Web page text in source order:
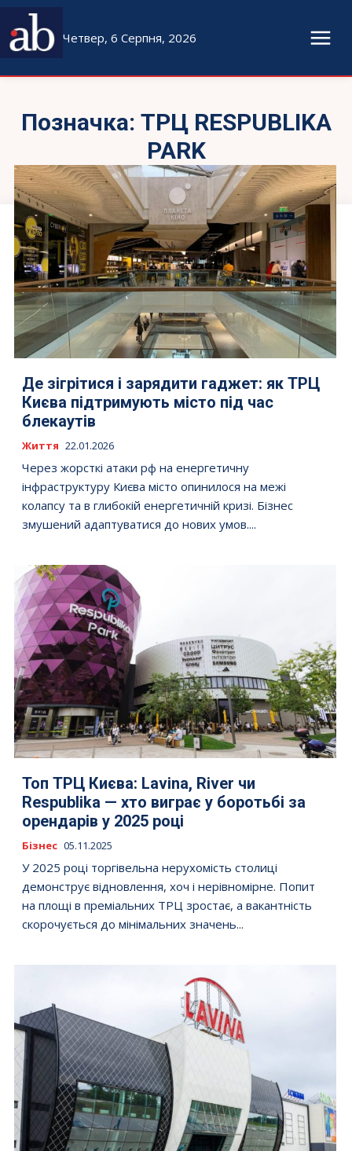
Четвер, 6 Серпня, 2026
Позначка: ТРЦ RESPUBLIKA
PARK
Де зігрітися і зарядити гаджет: як ТРЦ
Києва підтримують місто під час
блекаутів
Життя 22.01.2026
Через жорсткі атаки рф на енергетичну
інфраструктуру Києва місто опинилося на межі
колапсу та в глибокій енергетичній кризі. Бізнес
змушений адаптуватися до нових умов....
Топ ТРЦ Києва: Lavina, River чи
Respublika — хто виграє у боротьбі за
орендарів у 2025 році
Бізнес 05.11.2025
У 2025 році торгівельна нерухомість столиці
демонструє відновлення, хоч і нерівномірне. Попит
на площі в преміальних ТРЦ зростає, а вакантність
скорочується до мінімальних значень...